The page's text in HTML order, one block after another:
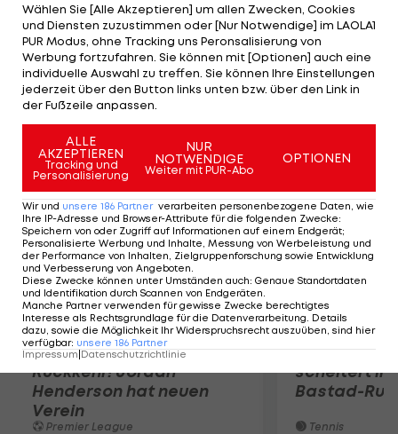
mich sei. Andere Nationen denken da anders,
daher ist es nicht nachvollziehbar, dass sich der
ÖRV auf zwei Sprinter festlegt", so der 29-Jährige.
Rohregger ist unsicher, ob er in Zukunft Rennen für
den ÖRV bestreiten wird.
Mehr zum Thema
Premier-League-
Rückkehr! Jordan
Henderson hat neuen
Verein
Premier League
Sebastian
scheitert in
Bastad-
Tennis
Wählen Sie [Alle Akzeptieren] um allen Zwecken, Cookies
und Diensten zuzustimmen oder [Nur Notwendige] im LAOLA1
PUR Modus, ohne Tracking uns Peronsalisierung von
Werbung fortzufahren. Sie können mit [Optionen] auch eine
individuelle Auswahl zu treffen. Sie können Ihre Einstellungen
jederzeit über den Button links unten bzw. über den Link in
der Fußzeile anpassen.
ALLE
AKZEPTIEREN
Tracking und
Personalisierung
NUR
NOTWENDIGE
Weiter mit PUR-Abo
OPTIONEN
Wir und unsere 186 Partner verarbeiten personenbezogene Daten, wie
Ihre IP-Adresse und Browser-Attribute für die folgenden Zwecke:
Speichern von oder Zugriff auf Informationen auf einem Endgerät;
Personalisierte Werbung und Inhalte, Messung von Werbeleistung und
der Performance von Inhalten, Zielgruppenforschung sowie Entwicklung
und Verbesserung von Angeboten.
Diese Zwecke können unter Umständen auch: Genaue Standortdaten
und Identifikation durch Scannen von Endgeräten.
Manche Partner verwenden für gewisse Zwecke berechtigtes
Interesse als Rechtsgrundlage für die Datenverarbeitung. Details
dazu, sowie die Möglichkeit Ihr Widerspruchsrecht auszuüben, sind hier
verfügbar: unsere 186 Partner
Impressum Datenschutzrichtlinie